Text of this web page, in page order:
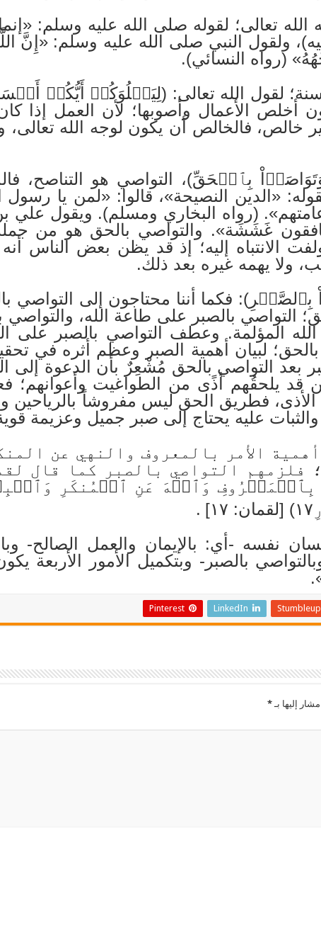
تعالى؛ لقوله صلى الله عليه وسلم: «إنما
ولقول النبي صلى الله عليه وسلم: «إِنَّ
(رواه النسائي).
أخلص الأعمال وأصوبها؛ لأن العمل إذا
خالص، فالخالص أن يكون لوجه الله
بِٱلۡحَقِّ)، التواصي هو التناصح،
«الدين النصيحة»، قالوا: «لمن يا رسول
(رواه البخاري ومسلم). ويقول
غَشَشَة». والتواصي بالحق هو من جملة
الانتباه إليه؛ إذ قد يظن بعض الناس
ولا يهمه غيره بعد ذلك.
بِٱلصَّبۡرِ): فكما أننا محتاجون إلى التواصي
التواصي بالصبر على طاعة الله، والتواصي
الله المؤلمة. وعطف التواصي بالصبر على
لبيان أهمية الصبر وعظم أثره في
بعد التواصي بالحق مُشْعِرٌ بأن الدعوة إلى
قد يلحقُهم أذًى من الطواغيت وأعوانهم؛
الأذى، فطريق الحق ليس مفروشاً بالرياحين
عليه يحتاج إلى صبر جميل وعزيمة
الأمر بالمعروف والنهي عن
فلزمهم التواصي بالصبر كما قال
بِٱلۡمَعۡرُوفِ وَٱنۡهَ عَنِ ٱلۡمُنكَرِ
.
نفسه -أي: بالإيمان والعمل الصالح-
بالصبر- وبتكميل الأمور الأربعة
LinkedIn
Pinterest
إليها بـ*